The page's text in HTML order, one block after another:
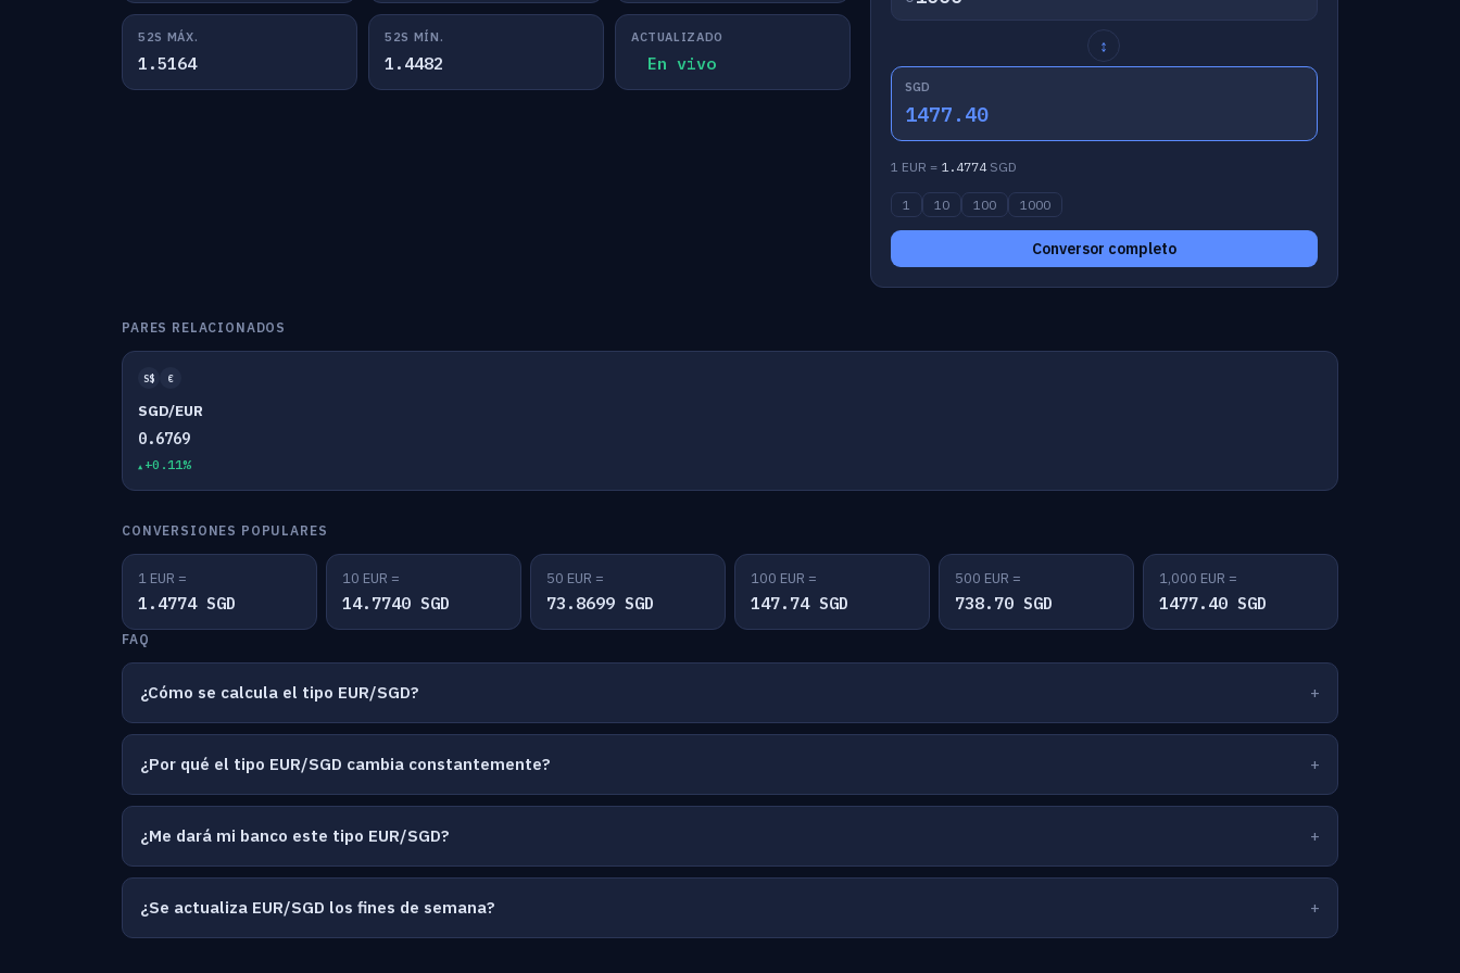
52S MÁX.
1.5164
52S MÍN.
1.4482
ACTUALIZADO
En vivo
↕
SGD
1477.40
1 EUR = 1.4774SGD
1 10 100 1000
Conversor completo
PARES RELACIONADOS
S$ €
SGD/EUR
0.6769
+0.11%
CONVERSIONES POPULARES
1 EUR =
1.4774 SGD
10 EUR =
14.7740 SGD
50 EUR =
73.8699 SGD
100 EUR =
147.74 SGD
500 EUR =
738.70 SGD
1,000 EUR =
1477.40 SGD
FAQ
¿Cómo se calcula el tipo EUR/SGD?
¿Por qué el tipo EUR/SGD cambia constantemente?
¿Me dará mi banco este tipo EUR/SGD?
¿Se actualiza EUR/SGD los fines de semana?